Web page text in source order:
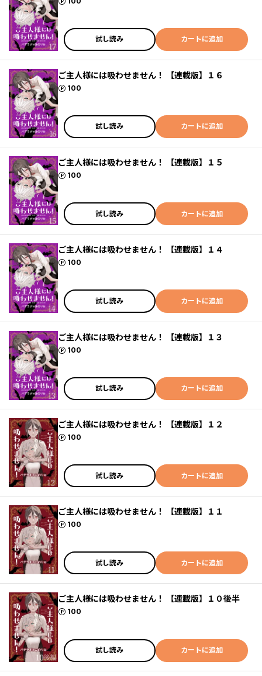
試し読み カートに追加
ご主人様には吸わせません！ 【連載版】１６
100
ポイント
試し読み カートに追加
ご主人様には吸わせません！ 【連載版】１５
100
ポイント
試し読み カートに追加
ご主人様には吸わせません！ 【連載版】１４
100
ポイント
試し読み カートに追加
ご主人様には吸わせません！ 【連載版】１３
100
ポイント
試し読み カートに追加
ご主人様には吸わせません！ 【連載版】１２
100
ポイント
試し読み カートに追加
ご主人様には吸わせません！ 【連載版】１１
100
ポイント
試し読み カートに追加
ご主人様には吸わせません！ 【連載版】１０後半
100
ポイント
試し読み カートに追加